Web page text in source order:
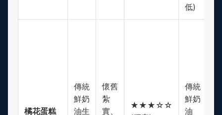
低)
橘花蛋糕
傳統
鮮奶
油生
懷舊
紮
實、
★★★☆☆
傳統
鮮奶
油